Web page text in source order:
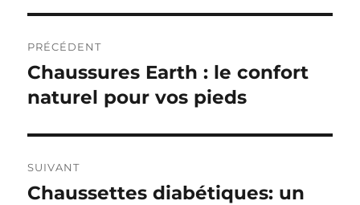
de
l’article
PRÉCÉDENT
Publication
précédente :
Chaussures Earth : le confort
naturel pour vos pieds
SUIVANT
Publication
Chaussettes diabétiques: un